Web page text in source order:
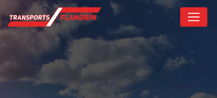
Panneau de gestion des cookies